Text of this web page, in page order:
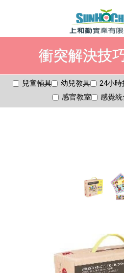
衝突解決技
兒童輔具 幼兒教具 24小時
感官教室
感覺